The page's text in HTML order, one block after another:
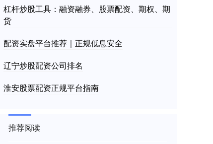
杠杆炒股工具：融资融券、股票配资、期权、期
货
配资实盘平台推荐｜正规低息安全
辽宁炒股配资公司排名
淮安股票配资正规平台指南
推荐阅读